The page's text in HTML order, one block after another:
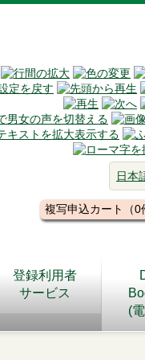
日本
複写申込カート（0
登録利用者
サービス
(